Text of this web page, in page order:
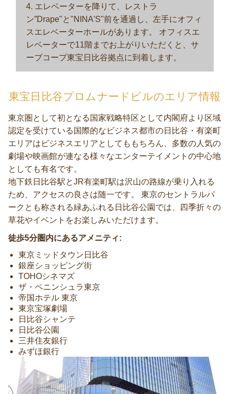
4. エレベーターを降りて、レストラ
ン”Drape"と"NINA'S"前を通過し、左手にオフィ
スエレベーターホールがあります。 オフィスエ
レベーターで11階までお上がりいただくと、サ
ーブコープ東宝日比谷拠点に到着します。
東宝日比谷プロムナードビルのエリア情報
東京圏として初となる国家戦略特区として内閣府より区域
認定を受けている国際的なビジネス都市の日比谷・有楽町
エリアはビジネスエリアとしてももちろん、多数の人気の
劇場や映画館が連なる様々なエンターテイメントの中心地
としても有名です。
地下鉄日比谷駅とJR有楽町駅は沢山の路線が乗り入れる
ため、アクセスの良さは随一です。 東京のセントラルパ
ークとも称される緑あふれる日比谷公園では、四季折々の
草花やイベントをお楽しみいただけます。
徒歩5分圏内にあるアメニティ:
東京ミッドタウン日比谷
銀座ショッピング街
TOHOシネマズ
ザ・ペニンシュラ東京
帝国ホテル 東京
東京宝塚劇場
日比谷シャンテ
日比谷公園
三井住友銀行
みずほ銀行